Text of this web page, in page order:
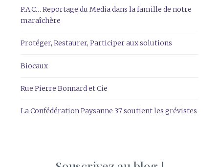
P.A.C… Reportage du Media dans la famille de notre
maraîchère
Protéger, Restaurer, Participer aux solutions
Biocaux
Rue Pierre Bonnard et Cie
La Confédération Paysanne 37 soutient les grévistes